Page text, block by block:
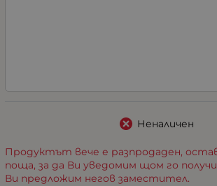
Неналичен
Продуктът вече е разпродаден,
поща, за да Ви уведомим щом го
Ви предложим негов заместител.